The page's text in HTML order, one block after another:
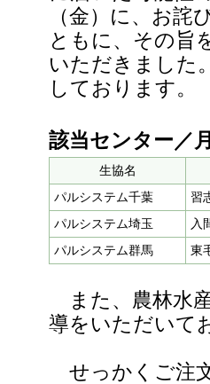
（金）に、お
ともに、その旨
いただきました
しております。
該当センター／
生協名
パルシステム千葉
習
パルシステム埼玉
入
パルシステム群馬
東
また、農林水
導をいただいて
せっかくご注